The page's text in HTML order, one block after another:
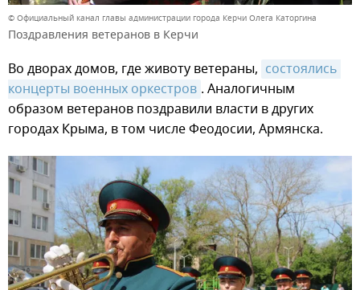
© Официальный канал главы администрации города Керчи Олега Каторгина
Поздравления ветеранов в Керчи
Во дворах домов, где животу ветераны, состоялись
концерты военных оркестров . Аналогичным
образом ветеранов поздравили власти в других
городах Крыма, в том числе Феодосии, Армянска.